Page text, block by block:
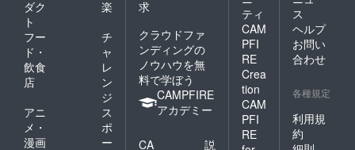
ダク
ト
楽
フー
ド・
飲食
店
チ
ャ
レ
ン
ジ
アニ
メ・
漫画
ス
ポ
ー
求
クラウドファ
ンディングの
ノウハウを無
料で学ぼう
CAMPFIRE
アカデミー
CA
説
ティ
CAM
PFI
RE
Crea
tion
CAM
PFI
RE
ス
ヘルプ
お問い
合わせ
各種規定
利用規
約